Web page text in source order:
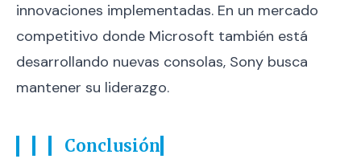
innovaciones implementadas. En un mercado
competitivo donde Microsoft también está
desarrollando nuevas consolas, Sony busca
mantener su liderazgo.
Conclusión